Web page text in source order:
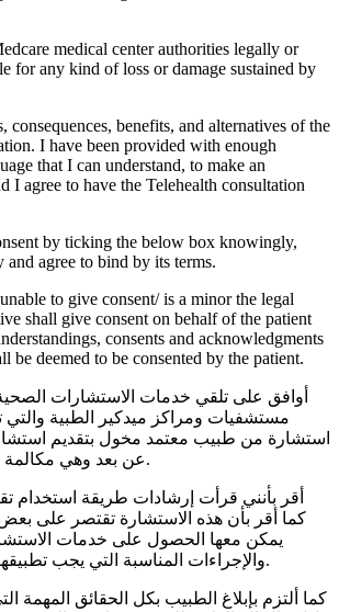
medical center authorities legally or
for any kind of loss or damage sustained by
consequences, benefits, and alternatives of the
I have been provided with enough
that I can understand, to make an
I agree to have the Telehealth consultation
by ticking the below box knowingly,
agree to bind by its terms.
to give consent/ is a minor the legal
shall give consent on behalf of the patient
consents and acknowledgments
be deemed to be consented by the patient.
أوافق على تلقي خدمات الاستشارات
مستشفيات ومراكز ميدكير الطبية
استشارة من طبيب معتمد مخول بتقديم
عن بعد وهي مكالمة محادثة فيديو تفاعلية.
أقر بأنني قرأت إرشادات طريقة استخدام
كما أقر بأن هذه الاستشارة تقتصر على بعض
يمكن معها الحصول على خدمات
والإجراءات المناسبة التي يجب تطبيقها في حالات الطوارئ.
كما ألتزم بإبلاغ الطبيب بكل الحقائق المهمة